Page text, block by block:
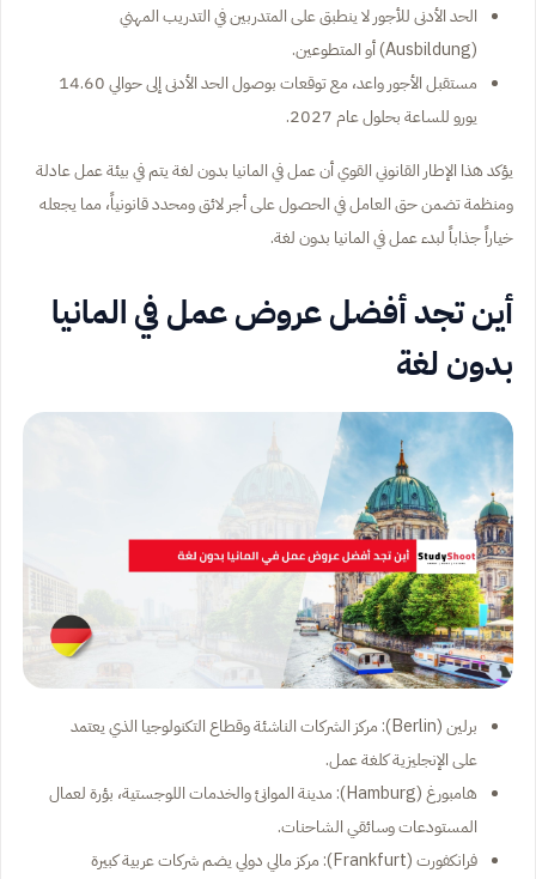
الحد الأدنى للأجور لا ينطبق على المتدربين في التدريب المهني
(Ausbildung) أو المتطوعين.
مستقبل الأجور واعد، مع توقعات بوصول الحد الأدنى إلى حوالي 14.60
يورو للساعة بحلول عام 2027.
يؤكد هذا الإطار القانوني القوي أن عمل في المانيا بدون لغة يتم في بيئة عمل عادلة
ومنظمة تضمن حق العامل في الحصول على أجر لائق ومحدد قانونياً، مما يجعله
خياراً جذاباً لبدء عمل في المانيا بدون لغة.
أين تجد أفضل عروض عمل في المانيا
بدون لغة
برلين (Berlin): مركز الشركات الناشئة وقطاع التكنولوجيا الذي يعتمد
على الإنجليزية كلغة عمل.
هامبورغ (Hamburg): مدينة الموانئ والخدمات اللوجستية، بؤرة لعمال
المستودعات وسائقي الشاحنات.
فرانكفورت (Frankfurt): مركز مالي دولي يضم شركات عربية كبيرة